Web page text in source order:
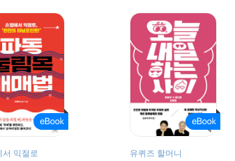
서 익절로 유퀴즈 할머니